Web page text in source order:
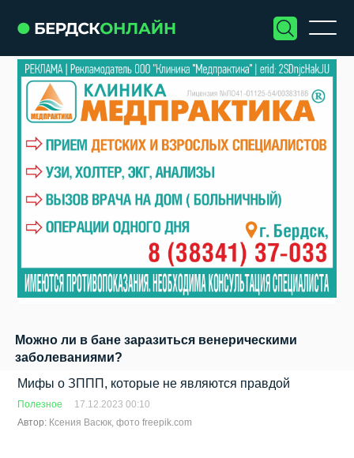
Можно ли в бане заразиться венерическими
заболеваниями?
Мифы о ЗППП, которые не являются правдой
Полезное
17.12.2023 00:10
Автор: Ксения Васюк, фото freepik.com